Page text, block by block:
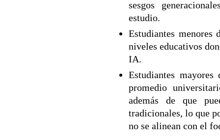
sesgos
estudio.
Estudiantes menores
niveles educativos
IA.
Estudiantes
promedio
además de que
tradicionales, lo que
no se alinean con el